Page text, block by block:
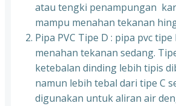
atau tengki penampungan
mampu menahan tekanan
Pipa PVC Tipe D : pipa pvc
menahan tekanan sedang.
ketebalan dinding lebih tipis
namun lebih tebal dari tipe C
digunakan untuk aliran air